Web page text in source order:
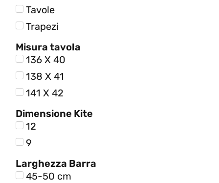
Tavole
Trapezi
Misura tavola
136 X 40
138 X 41
141 X 42
Dimensione Kite
12
9
Larghezza Barra
45-50 cm